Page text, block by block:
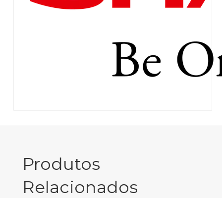
Produtos
Relacionados